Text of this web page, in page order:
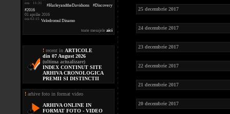
ora 11:31
#HarleyandtheDavidsons #Discovery
#2016
01 aprilie 2016
ora 02:15 Velodromul Dinamo
toate mesajele aici
! recent in ARTICOLE
din 07 August 2026
(ultima actualizare)
INDEX CONTINUT SITE
ARHIVA CRONOLOGICA
PREMII SI DISTINCTII
! arhive foto in format video
ARHIVA ONLINE IN
FORMAT FOTO - VIDEO
25 decembrie 2017
24 decembrie 2017
23 decembrie 2017
22 decembrie 2017
21 decembrie 2017
20 decembrie 2017